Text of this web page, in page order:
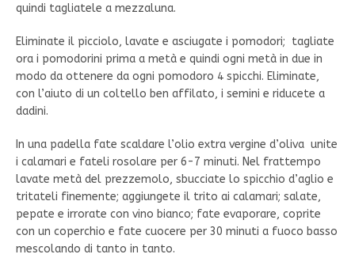
quindi tagliatele a mezzaluna.
Eliminate il picciolo, lavate e asciugate i pomodori; tagliate
ora i pomodorini prima a metà e quindi ogni metà in due in
modo da ottenere da ogni pomodoro 4 spicchi. Eliminate,
con l’aiuto di un coltello ben affilato, i semini e riducete a
dadini.
In una padella fate scaldare l’olio extra vergine d’oliva unite
i calamari e fateli rosolare per 6-7 minuti. Nel frattempo
lavate metà del prezzemolo, sbucciate lo spicchio d’aglio e
tritateli finemente; aggiungete il trito ai calamari; salate,
pepate e irrorate con vino bianco; fate evaporare, coprite
con un coperchio e fate cuocere per 30 minuti a fuoco basso
mescolando di tanto in tanto.